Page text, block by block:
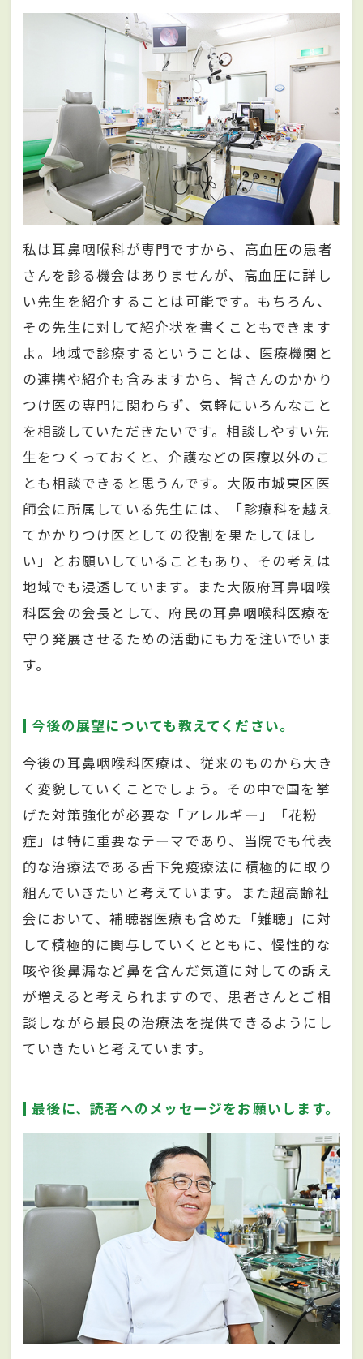
私は耳鼻咽喉科が専門ですから、高血圧の患者
さんを診る機会はありませんが、高血圧に詳し
い先生を紹介することは可能です。もちろん、
その先生に対して紹介状を書くこともできます
よ。地域で診療するということは、医療機関と
の連携や紹介も含みますから、皆さんのかかり
つけ医の専門に関わらず、気軽にいろんなこと
を相談していただきたいです。相談しやすい先
生をつくっておくと、介護などの医療以外のこ
とも相談できると思うんです。大阪市城東区医
師会に所属している先生には、「診療科を越え
てかかりつけ医としての役割を果たしてほし
い」とお願いしていることもあり、その考えは
地域でも浸透しています。また大阪府耳鼻咽喉
科医会の会長として、府民の耳鼻咽喉科医療を
守り発展させるための活動にも力を注いでいま
す。
今後の展望についても教えてください。
今後の耳鼻咽喉科医療は、従来のものから大き
く変貌していくことでしょう。その中で国を挙
げた対策強化が必要な「アレルギー」「花粉
症」は特に重要なテーマであり、当院でも代表
的な治療法である舌下免疫療法に積極的に取り
組んでいきたいと考えています。また超高齢社
会において、補聴器医療も含めた「難聴」に対
して積極的に関与していくとともに、慢性的な
咳や後鼻漏など鼻を含んだ気道に対しての訴え
が増えると考えられますので、患者さんとご相
談しながら最良の治療法を提供できるようにし
ていきたいと考えています。
最後に、読者へのメッセージをお願いします。